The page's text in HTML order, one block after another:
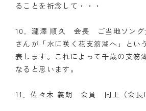
ることを祈念して・・・
10．瀧澤 順久 会長 ご当地ソング
さんが「水に咲く花支笏湖へ」とい
表します。これによって千歳の支笏
なると思います。
11．佐々木 義朗 会員 同上（会長